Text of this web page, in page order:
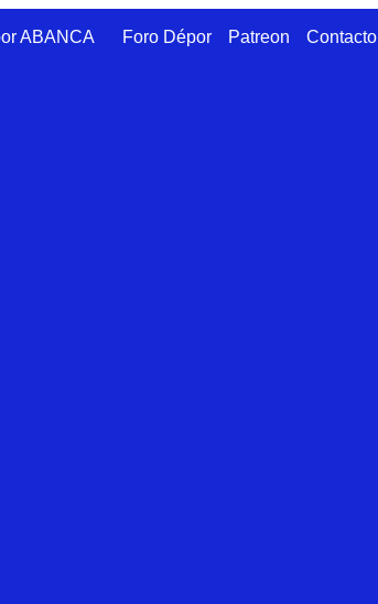
ABANCA Foro Dépor Patreon Contacto